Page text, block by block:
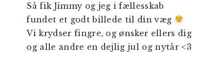
Så fik Jimmy og jeg i fællesskab
fundet et godt billede til din væg
Vi krydser fingre, og ønsker ellers dig
og alle andre en dejlig jul og nytår <3